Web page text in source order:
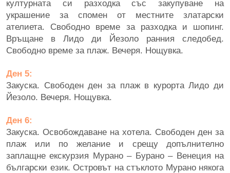
културната си разходка със закупуване на
украшение за спомен от местните златарски
ателиета. Свободно време за разходка и шопинг.
Връщане в Лидо ди Йезоло ранния следобед.
Свободно време за плаж. Вечеря. Нощувка.
Ден 5:
Закуска. Свободен ден за плаж в курорта Лидо ди
Йезоло. Вечеря. Нощувка.
Ден 6:
Закуска. Освобождаване на хотела. Свободен ден за
плаж или по желание и срещу допълнително
заплащне екскурзия Мурано – Бурано – Венеция на
български език. Островът на стъклото Мурано някога